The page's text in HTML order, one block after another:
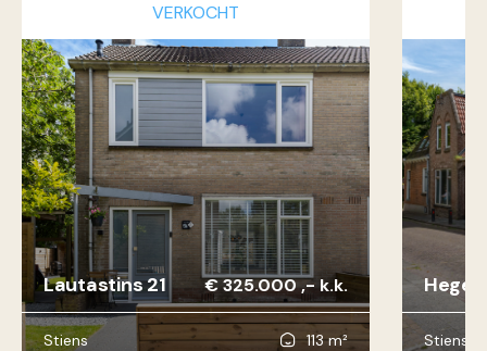
VERKOCHT
Lautastins 21 € 325.000 ,- k.k.
Stiens 113 m² Stiens